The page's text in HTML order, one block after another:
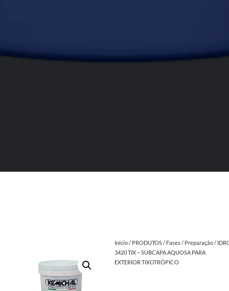
Início/ PRODUTOS/ Fases/ Preparação/
3420 TIX – SUBCAPA AQUOSA PARA
EXTERIOR TIXOTRÓPICO